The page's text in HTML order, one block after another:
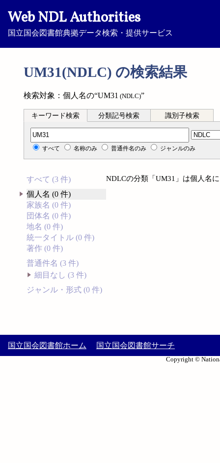
Web NDL Authorities
国立国会図書館典拠データ検索・提供サービス
UM31(NDLC) の検索結果
検索対象：個人名の“UM31 (NDLC)”
キーワード検索 分類記号検索 識別子検索
分類記号検索
すべて 名称のみ 普通件名のみ ジャンルのみ
すべて (3 件)
個人名 (0 件)
家族名 (0 件)
団体名 (0 件)
地名 (0 件)
統一タイトル (0 件)
著作 (0 件)
普通件名 (3 件)
細目なし (3 件)
ジャンル・形式 (0 件)
NDLCの分類「UM31」は個人名
国立国会図書館ホーム 国立国会図書館サーチ
Copyright ©